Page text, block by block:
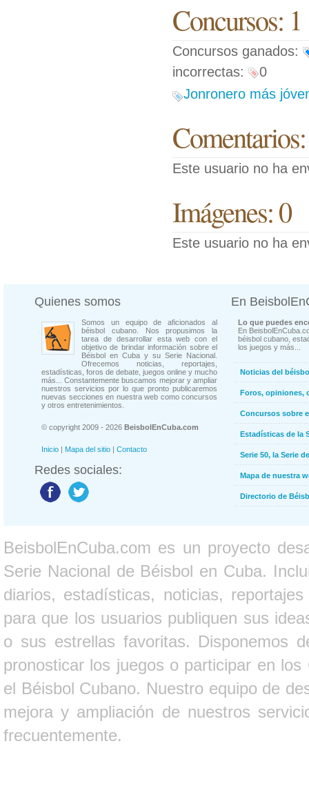
Concursos: 1
Concursos ganados:
incorrectas:
0
Jonronero más
Este usuario no ha
Imágenes: 0
Este usuario no ha
Quienes somos
Somos un equipo de aficionados al
béisbol cubano. Nos propusimos la
tarea de desarrollar esta web con el
objetivo de brindar información sobre el
Béisbol en Cuba y su Serie Nacional.
Ofrecemos noticias, reportajes,
estadísticas, foros de debate, juegos online y mucho
más... Constantemente buscamos mejorar y ampliar
nuestros servicios por lo que pronto publicaremos
nuevas secciones en nuestra web como concursos
y otros entretenimientos.
© copyright 2009 - 2026 BeisbolEnCuba.com
Inicio | Mapa del sitio | Contacto
Redes sociales:
En
Lo que puedes
En
béisbol cubano,
los juegos y más...
Noticias del
Foros, opiniones,
Concursos sobre
Estadísticas de la
Serie 50, la Serie
Mapa de nuestra
Directorio de
BeisbolEnCuba.com es un proyecto
Serie Nacional de Béisbol en Cuba.
diarios, estadísticas, noticias,
para que los usuarios publiquen sus
o sus estrellas favoritas. Disponemos
pronosticar los juegos o participar en
el Béisbol Cubano. Nuestro equipo de
mejora y ampliación de nuestros
frecuentemente.